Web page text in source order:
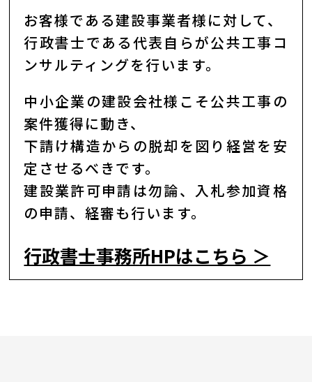
お客様である建設事業者様に対して、
行政書士である代表自らが公共工事コ
ンサルティングを行います。
中小企業の建設会社様こそ公共工事の
案件獲得に動き、
下請け構造からの脱却を図り経営を安
定させるべきです。
建設業許可申請は勿論、入札参加資格
の申請、経審も行います。
行政書士事務所HPはこちら ＞